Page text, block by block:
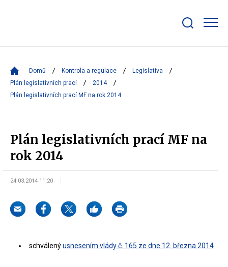
bar
Domů Kontrola a regulace
Legislativa
Plán legislativních prací
2014
Plán legislativních prací MF na rok 2014
Plán legislativních prací MF na
rok 2014
24.03.2014 11:20
schválenýusnesením vlády č. 165 ze dne 12. března 2014